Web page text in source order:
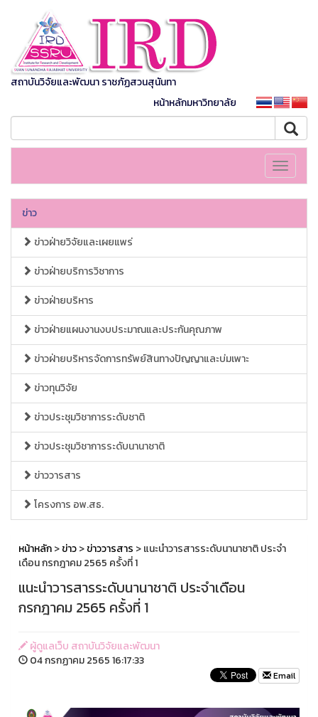
สถาบันวิจัยและพัฒนา ราชภัฏสวนสุนันทา
หน้าหลักมหาวิทยาลัย
Toggle
ข่าว
ข่าวฝ่ายวิจัยและเผยแพร่
ข่าวฝ่ายบริการวิชาการ
ข่าวฝ่ายบริหาร
ข่าวฝ่ายแผนงานงบประมาณและประกันคุณภาพ
ข่าวฝ่ายบริหารจัดการทรัพย์สินทางปัญญาและบ่มเพาะ
ข่าวทุนวิจัย
ข่าวประชุมวิชาการระดับชาติ
ข่าวประชุมวิชาการระดับนานาชาติ
ข่าววารสาร
โครงการ อพ.สธ.
หน้าหลัก>ข่าว>ข่าววารสาร > แนะนำวารสารระดับนานาชาติ ประจำ
เดือน กรกฎาคม 2565 ครั้งที่ 1
แนะนำวารสารระดับนานาชาติ ประจำเดือน
กรกฎาคม 2565 ครั้งที่ 1
ผู้ดูแลเว็บ สถาบันวิจัยและพัฒนา
04 กรกฏาคม 2565 16:17:33
Email